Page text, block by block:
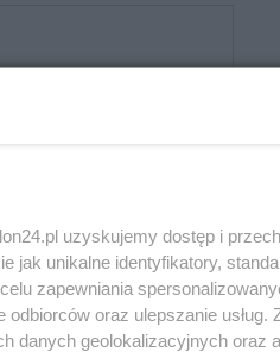
uzyskujemy dostęp i
jak unikalne identyfikatory,
zapewniania
oraz ulepszanie usług.
danych geolokalizacyjnych oraz